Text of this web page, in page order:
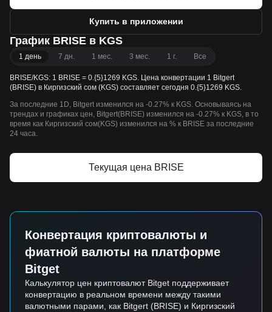
Купить в приложении
График BRISE в KGS
1 день 7 дн. 1 мес. 3 мес. 1 г. Все
BRISE/KGS: 1 BRISE = 0.{5}1269 KGS. Цена конвертации 1 Bitgert
(BRISE) в Киргизский сом (KGS) составляет сегодня 0.{5}1269 KGS.
За последние 1D, Bitgert изменился на -0.27% к KGS. Основываясь на
трендах и графиках цен, Bitgert(BRISE) изменился на -0.27% к KGS, в то
время как Киргизский сом(KGS) изменился на % к BRISE за последние
24 часа.
Текущая цена BRISE
Конвертация криптовалюты и
фиатной валюты на платформе
Bitget
Калькулятор цен криптовалют Bitget поддерживает
конвертацию в реальном времени между такими
валютными парами, как Bitgert (BRISE) и Киргизский